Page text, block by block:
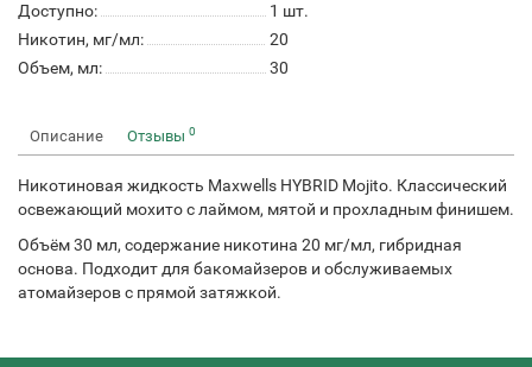
Доступно:
1 шт.
Никотин, мг/мл:
20
Объем, мл:
30
Описание Отзывы 0
Никотиновая жидкость Maxwells HYBRID Mojito. Классический
освежающий мохито с лаймом, мятой и прохладным финишем.
Объём 30 мл, содержание никотина 20 мг/мл, гибридная
основа. Подходит для бакомайзеров и обслуживаемых
атомайзеров с прямой затяжкой.